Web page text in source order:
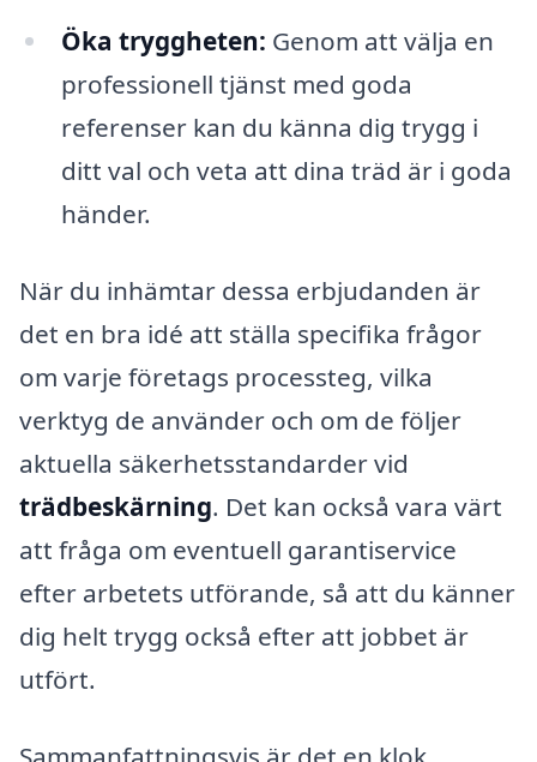
Öka tryggheten: Genom att välja en
professionell tjänst med goda
referenser kan du känna dig trygg i
ditt val och veta att dina träd är i goda
händer.
När du inhämtar dessa erbjudanden är
det en bra idé att ställa specifika frågor
om varje företags processteg, vilka
verktyg de använder och om de följer
aktuella säkerhetsstandarder vid
trädbeskärning. Det kan också vara värt
att fråga om eventuell garantiservice
efter arbetets utförande, så att du känner
dig helt trygg också efter att jobbet är
utfört.